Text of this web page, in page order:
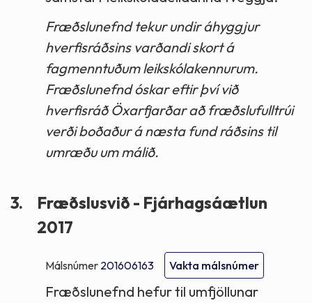
Fræðslunefnd tekur undir áhyggjur
hverfisráðsins varðandi skort á
fagmenntuðum leikskólakennurum.
Fræðslunefnd óskar eftir því við
hverfisráð Öxarfjarðar að fræðslufulltrúi
verði boðaður á næsta fund ráðsins til
umræðu um málið.
3.
Fræðslusvið - Fjárhagsáætlun
2017
Málsnúmer 201606163 Vakta málsnúmer
Fræðslunefnd hefur til umfjöllunar